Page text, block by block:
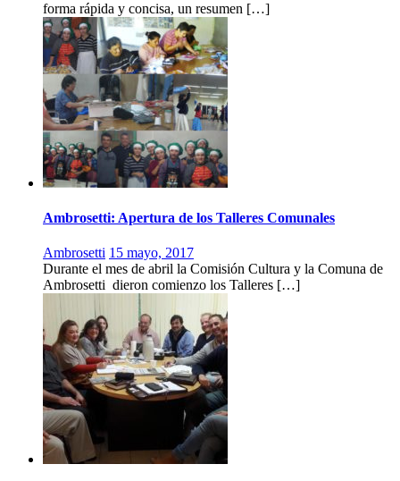
forma rápida y concisa, un resumen […]
Ambrosetti: Apertura de los Talleres Comunales
Ambrosetti 15 mayo, 2017
Durante el mes de abril la Comisión Cultura y la Comuna de
Ambrosetti dieron comienzo los Talleres […]